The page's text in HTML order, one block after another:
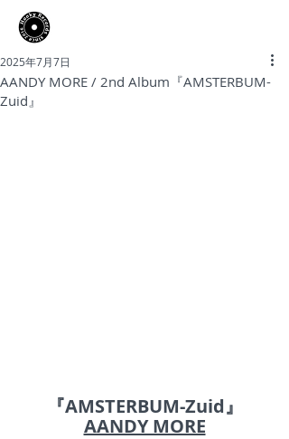
AANDY MORE / 2nd Album『AMSTERBUM-
Zuid』
2025年7月7日
『AMSTERBUM-Zuid』
AANDY MORE